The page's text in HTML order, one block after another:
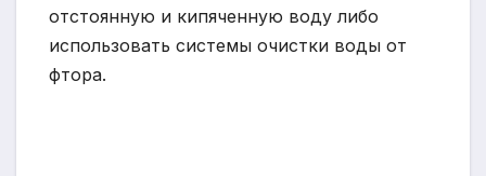
отстоянную и кипяченную воду либо
использовать системы очистки воды от
фтора.